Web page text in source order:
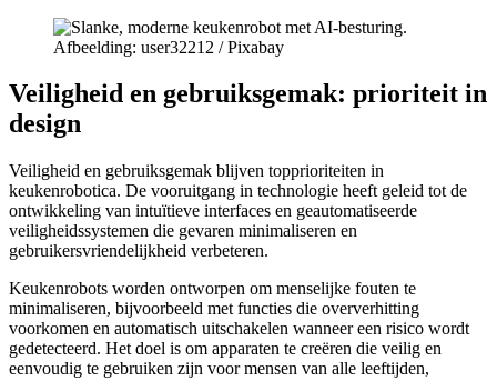
Afbeelding: user32212 / Pixabay
Veiligheid en gebruiksgemak: prioriteit in
design
Veiligheid en gebruiksgemak blijven topprioriteiten in
keukenrobotica. De vooruitgang in technologie heeft geleid tot de
ontwikkeling van intuïtieve interfaces en geautomatiseerde
veiligheidssystemen die gevaren minimaliseren en
gebruikersvriendelijkheid verbeteren.
Keukenrobots worden ontworpen om menselijke fouten te
minimaliseren, bijvoorbeeld met functies die oververhitting
voorkomen en automatisch uitschakelen wanneer een risico wordt
gedetecteerd. Het doel is om apparaten te creëren die veilig en
eenvoudig te gebruiken zijn voor mensen van alle leeftijden,